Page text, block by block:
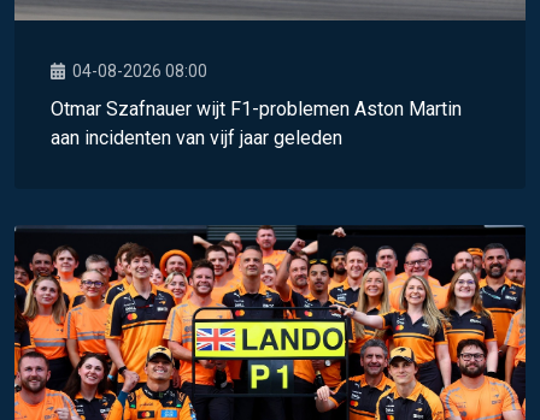
04-08-2026 08:00
Otmar Szafnauer wijt F1-problemen Aston Martin
aan incidenten van vijf jaar geleden